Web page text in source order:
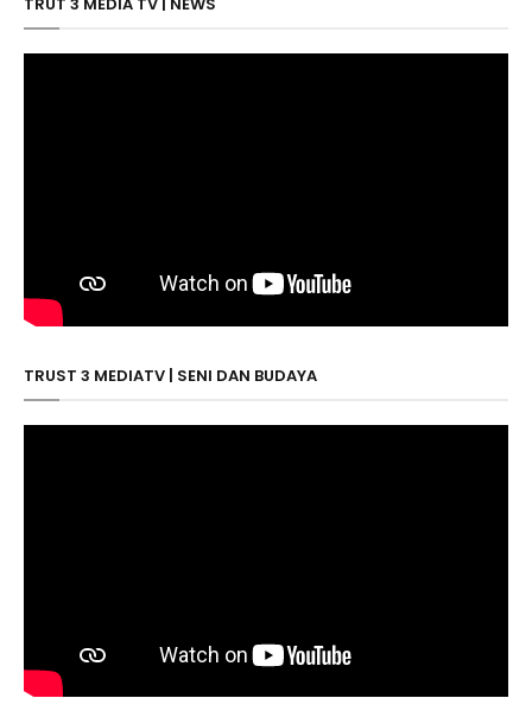
TRUST 3 MEDIATV | SENI DAN BUDAYA